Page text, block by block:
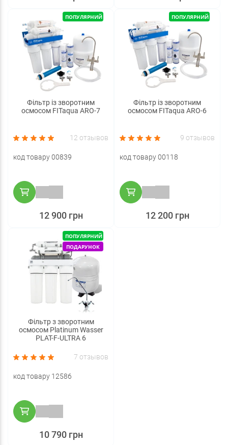
ПОПУЛЯРНИЙ
Фільтр із зворотним
осмосом FITaqua ARO-7
12 отзывов
код товару 00839
12 900 грн
ПОПУЛЯРНИЙ
Фільтр із зворотним
осмосом FITaqua ARO-6
9 отзывов
код товару 00118
12 200 грн
ПОПУЛЯРНИЙ
ПОДАРУНОК
Фільтр з зворотним
осмосом Platinum Wasser
PLAT-F-ULTRA 6
7 отзывов
код товару 12586
10 790 грн